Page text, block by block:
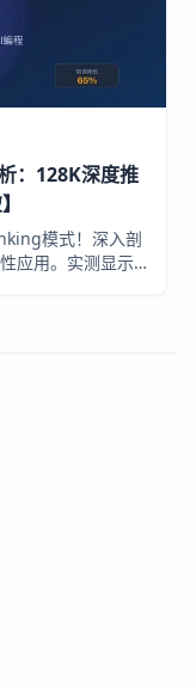
：128K深度推
模式！深入剖
应用。实测显示